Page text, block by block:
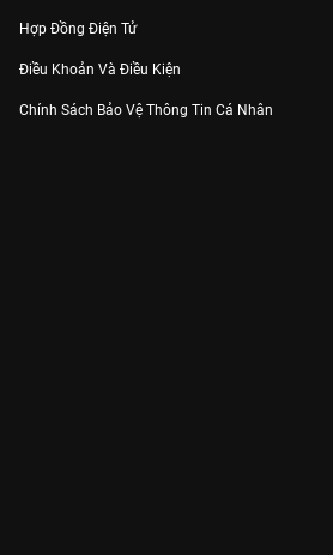
Hợp Đồng Điện Tử
Điều Khoản Và Điều Kiện
Chính Sách Bảo Vệ Thông Tin Cá Nhân